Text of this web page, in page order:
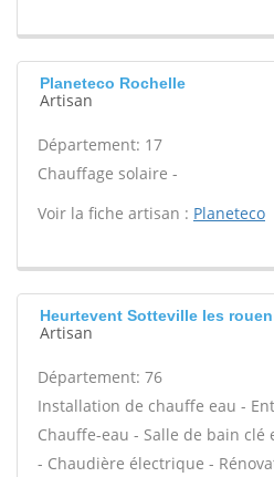
Planeteco Rochelle
Artisan
Département: 17
Chauffage solaire -
Voir la fiche artisan : Planeteco
Heurtevent Sotteville les rouen
Artisan
Département: 76
Installation de chauffe eau -
Chauffe-eau - Salle de bain clé
- Chaudière électrique -